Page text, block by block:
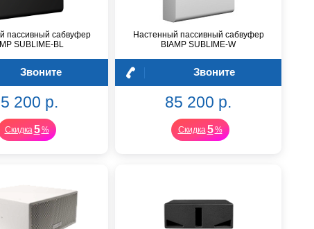
пассивный сабвуфер
SUBLIME-BL
Звоните
200 р.
Скидка 5%
Настенный пассивный сабвуфер
BIAMP SUBLIME-W
Звоните
85 200 р.
Скидка 5%